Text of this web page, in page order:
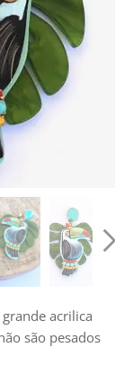
acrilica
são pesados